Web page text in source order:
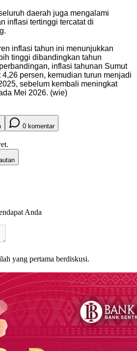
daerah juga mengalami
inflasi tertinggi tercatat di
inflasi tahun ini menunjukkan
tinggi dibandingkan tahun
inflasi tahunan Sumut
persen, kemudian turun menjadi
sebelum kembali meningkat
Mei 2026. (wie)
0 komentar
Anda
yang pertama berdiskusi.